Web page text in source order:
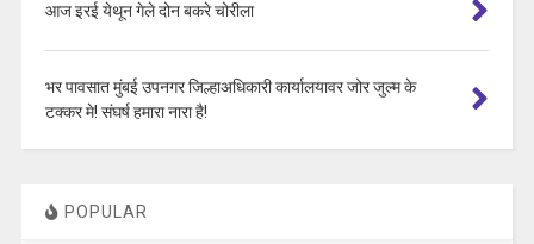
आज इरई येथून गेले दोन बकरे चोरीला
भर पावसात मुंबई उपनगर जिल्हाअधिकारी कार्यालयावर जोर जुल्म के
टक्कर मे! संघर्ष हमारा नारा है!
POPULAR